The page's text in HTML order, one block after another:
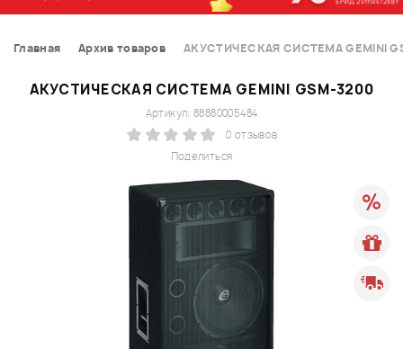
Главная Архив товаров АКУСТИЧЕСКАЯ СИСТЕМА GEMINI
АКУСТИЧЕСКАЯ СИСТЕМА GEMINI GSM-3200
Поделиться
Артикул: 88880005484
0 отзывов